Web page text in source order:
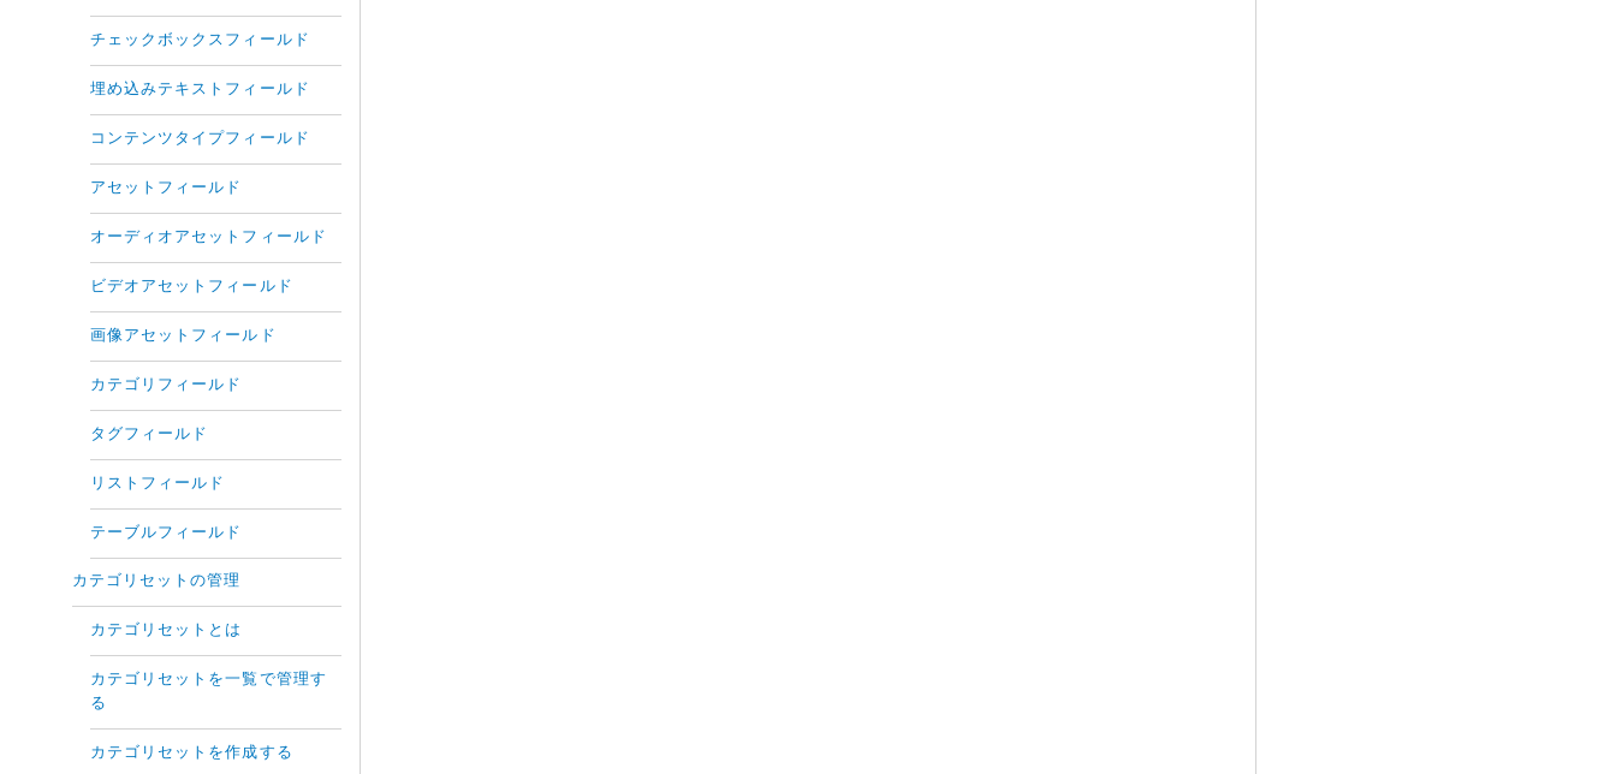
チェックボックスフィールド
埋め込みテキストフィールド
コンテンツタイプフィールド
アセットフィールド
オーディオアセットフィールド
ビデオアセットフィールド
画像アセットフィールド
カテゴリフィールド
タグフィールド
リストフィールド
テーブルフィールド
カテゴリセットの管理
カテゴリセットとは
カテゴリセットを一覧で管理す
る
カテゴリセットを作成する